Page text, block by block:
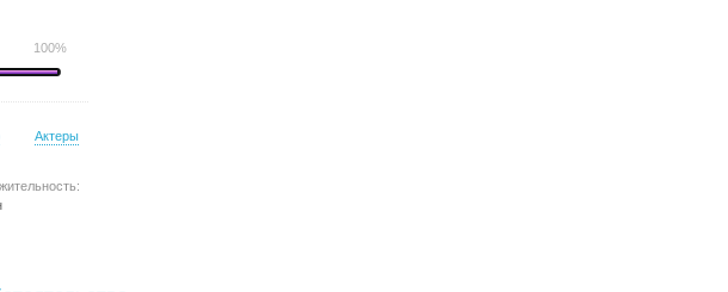
100%
Актеры